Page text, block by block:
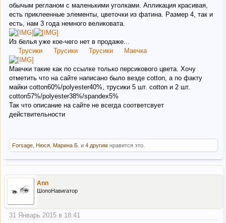
обычым регланом с маленькими уголками. Апликация красивая,
есть приклеенные элементы, цветочки из фатина. Размер 4, так и
есть, нам 3 года немного великовата.
Из белья уже кое-чего нет в продаже...
Трусики
Трусики Трусики Маечка
Маечки такие как по ссылке только персикового цвета. Хочу
отметить что на сайте написано было везде cotton, а по факту
майки cotton60%/polyester40%, трусики 5 шт. cotton и 2 шт.
cotton57%/polyester38%/spandex5%
Так что описание на сайте не всегда соответсвует
действительности
Forsage, Нюся, Марина Б. и 4 другим нравится это.
Ann
ШопоНавигатор
31 Январь 2015 в 18:41